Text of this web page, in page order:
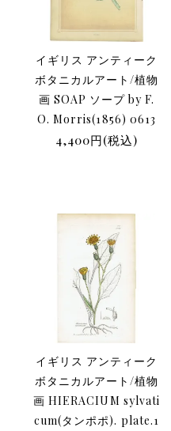
イギリス アンティーク
ボタニカルアート/植物
画 SOAP ソープ by F.
O. Morris(1856) 0613
4,400円(税込)
イギリス アンティーク
ボタニカルアート/植物
画 HIERACIUM sylvati
cum(タンポポ). plate.1